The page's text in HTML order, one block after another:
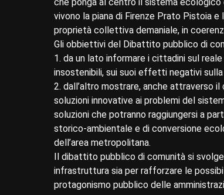
che ponga al centro il sistema
vivono la piana di Firenze Prato Pistoia
proprietà collettiva demaniale, in
Gli obbiettivi del Dibattito pubblico di
1. da un lato informare i cittadini sul
insostenibili, sui suoi effetti negativi
2. dall’altro mostrare, anche attraverso
soluzioni innovative ai problemi del
soluzioni che potranno raggiungersi a
storico-ambientale e di conversione
dell’area metropolitana.
Il dibattito pubblico di comunità si
infrastruttura sia per rafforzare le
protagonismo pubblico delle